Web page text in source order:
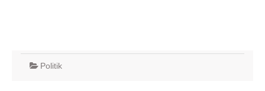
Politik